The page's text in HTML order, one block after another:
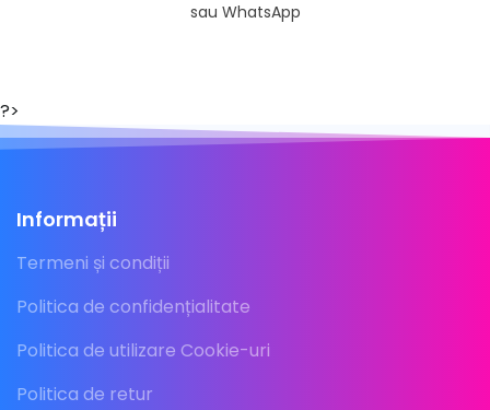
sau WhatsApp
?>
Informații
Termeni și condiții
Politica de confidențialitate
Politica de utilizare Cookie-uri
Politica de retur